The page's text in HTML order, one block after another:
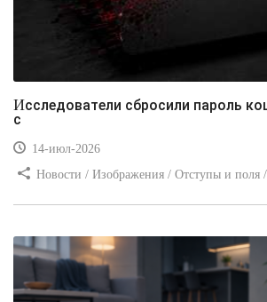
Исследователи сбросили пароль кошелька Tangem
с
14-июл-2026
Новости / Изображения / Отступы и поля